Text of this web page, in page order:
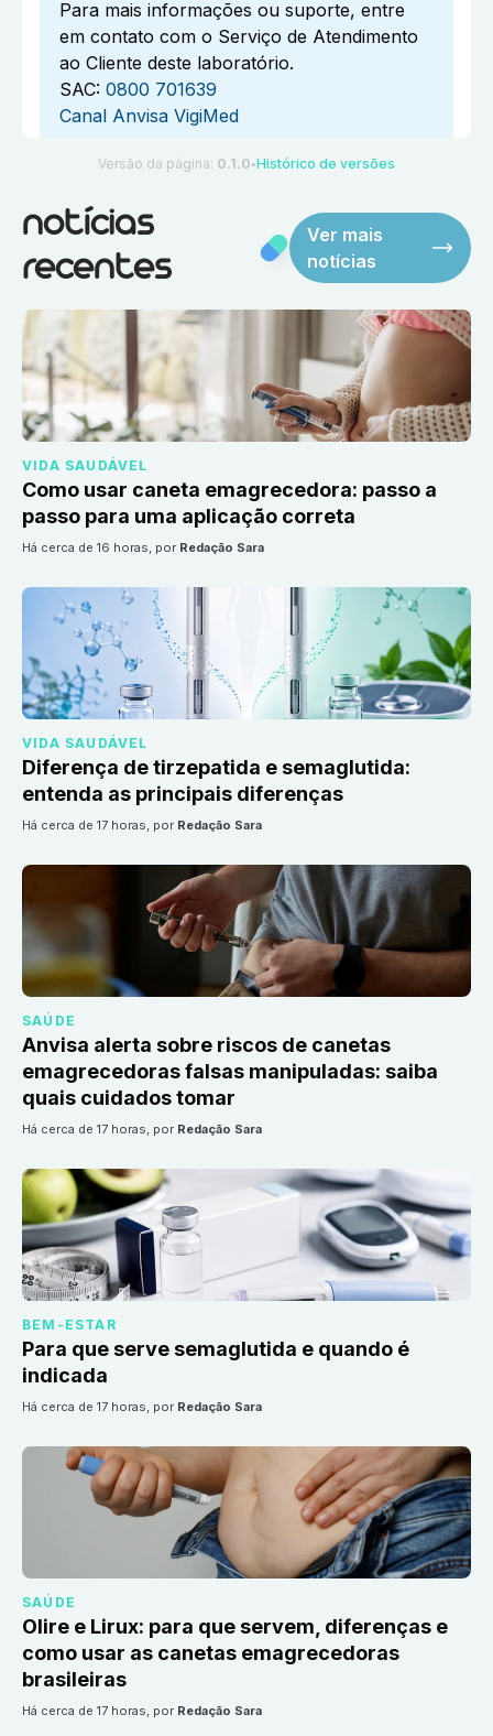
Para mais informações ou suporte, entre
em contato com o Serviço de Atendimento
ao Cliente deste laboratório.
SAC: 0800 701639
Canal Anvisa VigiMed
Versão da página: 0.1.0 ●Histórico de versões
notícias
recentes
Ver mais
notícias
VIDA SAUDÁVEL
Como usar caneta emagrecedora: passo a
passo para uma aplicação correta
há cerca de 16 horas, por Redação Sara
VIDA SAUDÁVEL
Diferença de tirzepatida e semaglutida:
entenda as principais diferenças
há cerca de 17 horas, por Redação Sara
SAÚDE
Anvisa alerta sobre riscos de canetas
emagrecedoras falsas manipuladas: saiba
quais cuidados tomar
há cerca de 17 horas, por Redação Sara
BEM-ESTAR
Para que serve semaglutida e quando é
indicada
há cerca de 17 horas, por Redação Sara
SAÚDE
Olire e Lirux: para que servem, diferenças e
como usar as canetas emagrecedoras
brasileiras
há cerca de 17 horas, por Redação Sara